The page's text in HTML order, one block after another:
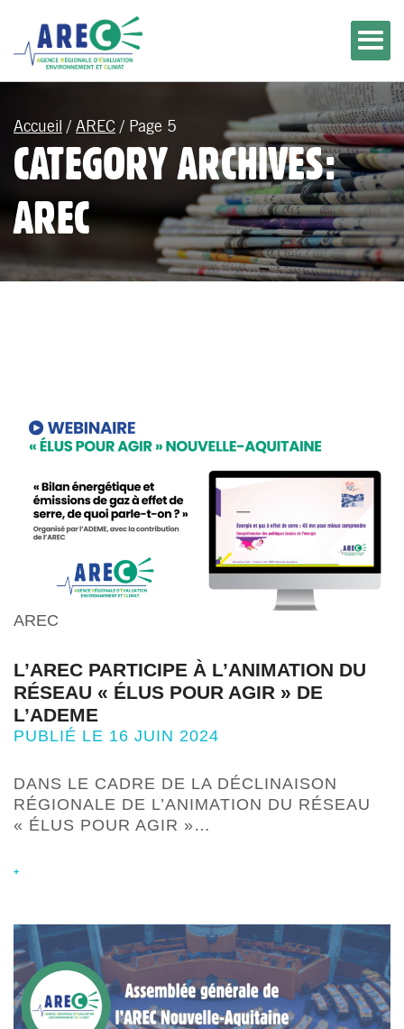
Accueil / AREC / Page 5
CATEGORY ARCHIVES:
AREC
AREC
L’AREC PARTICIPE À L’ANIMATION DU
RÉSEAU « ÉLUS POUR AGIR » DE
L’ADEME
PUBLIÉ LE 16 JUIN 2024
DANS LE CADRE DE LA DÉCLINAISON
RÉGIONALE DE L’ANIMATION DU RÉSEAU
« ÉLUS POUR AGIR »…
+